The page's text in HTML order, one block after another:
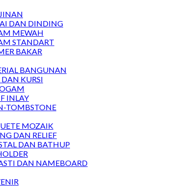
DAN DINDING
MEWAH
STANDART
BAKAR
BANGUNAN
KURSI
INLAY
TOMBSTONE
MOZAIK
DAN RELIEF
DAN BATHUP
DAN NAMEBOARD